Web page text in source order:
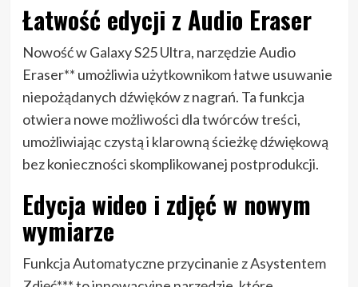
Łatwość edycji z Audio Eraser
Nowość w Galaxy S25 Ultra, narzędzie Audio
Eraser** umożliwia użytkownikom łatwe usuwanie
niepożądanych dźwięków z nagrań. Ta funkcja
otwiera nowe możliwości dla twórców treści,
umożliwiając czystą i klarowną ścieżkę dźwiękową
bez konieczności skomplikowanej postprodukcji.
Edycja wideo i zdjęć w nowym
wymiarze
Funkcja Automatyczne przycinanie z Asystentem